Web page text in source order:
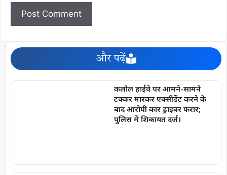
और पढ़ें
कलोल हाईवे पर आमने-सामने
टक्कर मारकर एक्सीडेंट करने के
बाद आरोपी कार ड्राइवर फरार;
पुलिस में शिकायत दर्ज।